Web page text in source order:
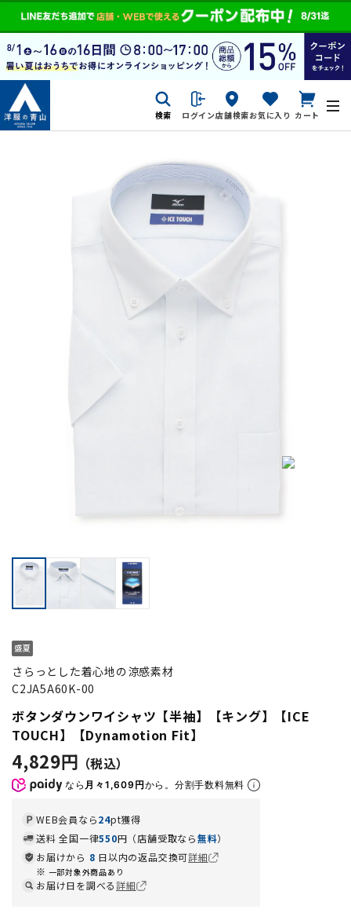
検索 ログイン店舗検索お気に入り カート
さらっとした着心地の涼感素材
C2JA5A60K-00
ボタンダウンワイシャツ【半袖】【キング】【ICE
TOUCH】【Dynamotion Fit】
4,829円
なら 月々1,609円から。分割手数料無料
WEB会員なら24pt獲得
送料 全国一律550円（店舗受取なら無料）
お届けから 8 日以内の返品交換可詳細
一部対象外商品あり
お届け日を調べる詳細